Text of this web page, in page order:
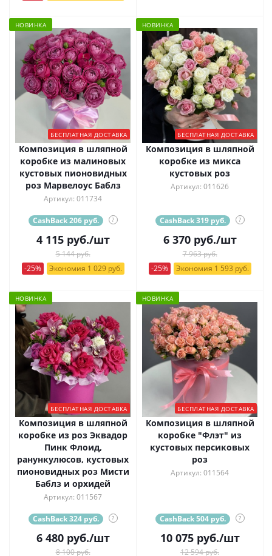
НОВИНКА
БЕСПЛАТНАЯ ДОСТАВКА
Композиция в шляпной
коробке из малиновых
кустовых пионовидных
роз Марвелоус Баблз
Артикул: 011734
CashBack 206 руб. ?
4 115руб./шт
5 144 руб.
-25%
Экономия 1 029 руб.
НОВИНКА
БЕСПЛАТНАЯ ДОСТАВКА
Композиция в шляпной
коробке из микса
кустовых роз
Артикул: 011626
CashBack 319 руб. ?
6 370руб./шт
7 963 руб.
-25%
Экономия 1 593 руб.
НОВИНКА
БЕСПЛАТНАЯ ДОСТАВКА
Композиция в шляпной
коробке из роз Эквадор
Пинк Флоид,
ранункулюсов, кустовых
пионовидных роз Мисти
Баблз и орхидей
Артикул: 011567
CashBack 324 руб. ?
6 480руб./шт
8 100 руб.
НОВИНКА
БЕСПЛАТНАЯ ДОСТАВКА
Композиция в шляпной
коробке "Флэт" из
кустовых персиковых
роз
Артикул: 011564
CashBack 504 руб. ?
10 075руб./шт
12 594 руб.